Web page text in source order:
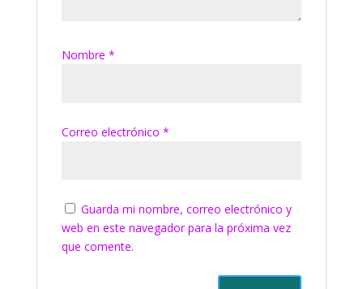
Nombre *
Correo electrónico *
Guarda mi nombre, correo electrónico y
web en este navegador para la próxima vez
que comente.